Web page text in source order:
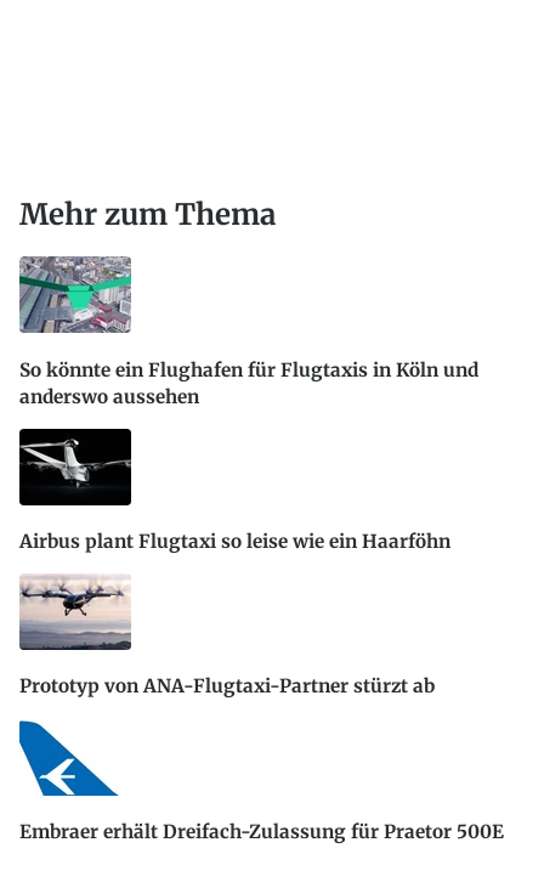
Mehr zum Thema
So könnte ein Flughafen für Flugtaxis in Köln und
anderswo aussehen
Airbus plant Flugtaxi so leise wie ein Haarföhn
Prototyp von ANA-Flugtaxi-Partner stürzt ab
Embraer erhält Dreifach-Zulassung für Praetor 500E